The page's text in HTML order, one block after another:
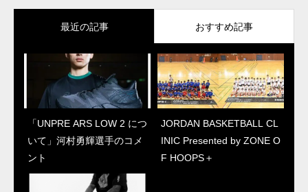
最近の記事 おすすめ記事
「UNPRE ARS LOW 2 につ
いて」河村勇輝選手のコメ
ント
JORDAN BASKETBALL CL
INIC Presented by ZONE O
F HOOPS＋
“ジェイソン・テイタム初の
シグネチャーシューズ”
「テイタム 1について」本
人コメント
「UNPRE ARS LOW 2 につ
いて」河村勇輝選手のコメ
ント